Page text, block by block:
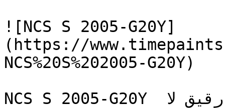
![NCS S 2005-G20Y]
(https://
NCS%20S%202005-G20Y)
NCS S 2005-G20Y رمادي فاتح جداً وعميق بشكل رقيق لا